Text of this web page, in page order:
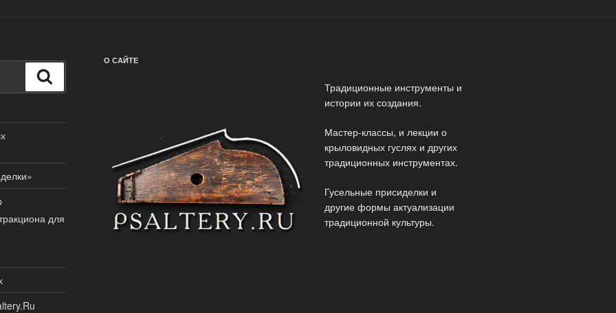
для
О САЙТЕ
Традиционные инструменты и
истории их создания.
Мастер-классы, и лекции о
крыловидных гуслях и других
традиционных инструментах.
Гусельные присиделки и
другие формы актуализации
традиционной культуры.